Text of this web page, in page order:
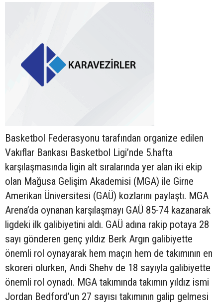
Basketbol Federasyonu tarafından organize edilen
Vakıflar Bankası Basketbol Ligi’nde 5.hafta
karşılaşmasında ligin alt sıralarında yer alan iki ekip
olan Mağusa Gelişim Akademisi (MGA) ile Girne
Amerikan Üniversitesi (GAÜ) kozlarını paylaştı. MGA
Arena’da oynanan karşılaşmayı GAÜ 85-74 kazanarak
ligdeki ilk galibiyetini aldı. GAÜ adına rakip potaya 28
sayı gönderen genç yıldız Berk Argın galibiyette
önemli rol oynayarak hem maçın hem de takımının en
skoreri olurken, Andi Shehv de 18 sayıyla galibiyette
önemli rol oynadı. MGA takımında takımın yıldız ismi
Jordan Bedford’un 27 sayısı takımının galip gelmesi